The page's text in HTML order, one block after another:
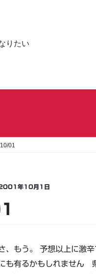
りたい
01
年10月1日
、もう。 予想以上に激
も有るかもしれません